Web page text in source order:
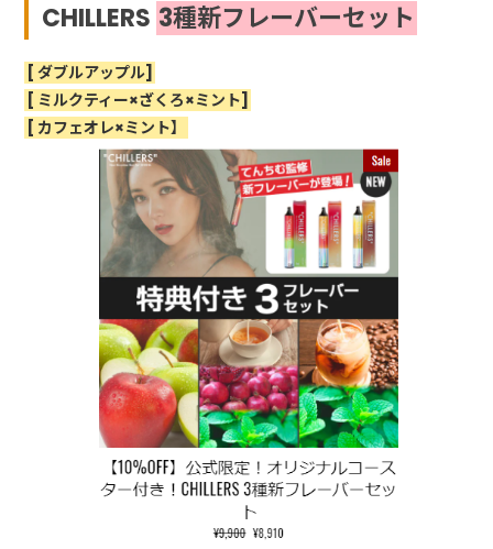
CHILLERS 3種新フレーバーセット
[ ダブルアップル]
[ ミルクティー×ざくろ×ミント]
[ カフェオレ×ミント】